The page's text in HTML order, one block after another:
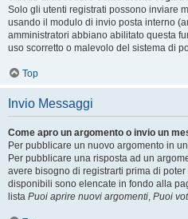
Solo gli utenti registrati possono inviare
usando il modulo di invio posta interno
amministratori abbiano abilitato questa
uso scorretto o malevolo del sistema di
Top
Invio Messaggi
Come apro un argomento o invio un
Per pubblicare un nuovo argomento in
Per pubblicare una risposta ad un
avere bisogno di registrarti prima di
disponibili sono elencate in fondo alla
lista Puoi aprire nuovi argomenti, Puoi